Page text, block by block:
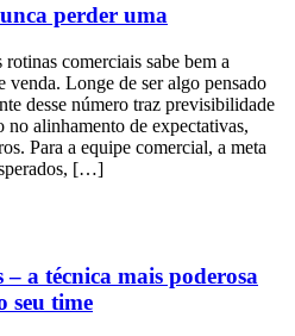
perder uma
comerciais sabe bem a
venda. Longe de ser algo pensado
desse número traz previsibilidade
no alinhamento de expectativas,
Para a equipe comercial, a meta
[…]
a técnica mais poderosa
seu time